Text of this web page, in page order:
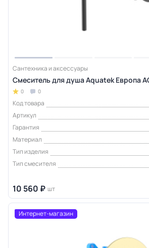
Сантехника и аксессуары
Смеситель для душа Aquatek Европа
0 0
Код товара
Артикул
Гарантия
Материал
Тип изделия
Тип смесителя
10 560 ₽ шт
Интернет-магазин